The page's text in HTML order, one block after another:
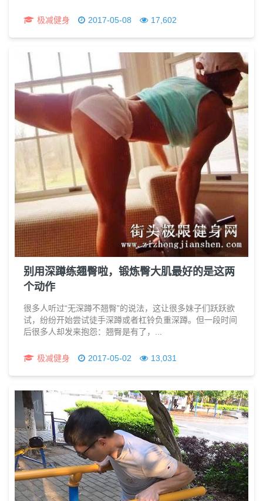
极减健身 2017-05-08 17,602
别用深蹲练翘臀啦，锻炼臀大肌最好的是这两
个动作
很多人听过“无深蹲不翘臀”的说法，这让很多妹子们跃跃欲
试，纷纷开始尝试徒手深蹲或者杠铃负重深蹲。但一段时间
后很多人却发来抱怨：翘臀是有了，...
极减健身 2017-05-02 13,031